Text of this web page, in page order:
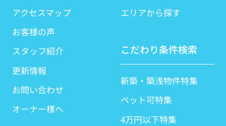
アクセスマップ
お客様の声
スタッフ紹介
更新情報
お問い合わせ
オーナー様へ
エリアから探す
こだわり条件検索
新築・築浅物件特集
ペット可特集
4万円以下特集